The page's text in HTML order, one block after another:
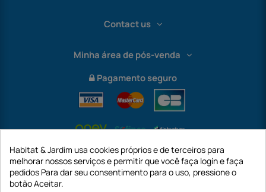
Contact us
Minha área de pós-venda
Pagamento seguro
Habitat & Jardim usa cookies próprios e de terceiros para
melhorar nossos serviços e permitir que você faça login e faça
pedidos Para dar seu consentimento para o uso, pressione o
botão Aceitar.